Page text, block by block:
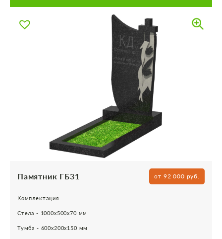
Памятник ГБ31 от 92 000 руб.
Комплектация:
Стела - 1000х500х70 мм
Тумба - 600х200х150 мм